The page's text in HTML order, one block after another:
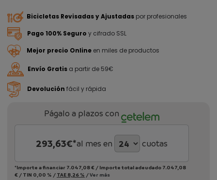
Bicicletas Revisadas y Ajustadas por profesionales
Pago 100% Seguro y cifrado SSL
Mejor precio Online en miles de productos
Envío Gratis a partir de 59€
Devolución fácil y rápida
Págalo a plazos con
293,63€*al mes en cuotas
*Importe a financiar 7.047,08 € / Importe total adeudado 7.047,08
€ / TIN 0,00 % / TAE 8,26 % /Ver más